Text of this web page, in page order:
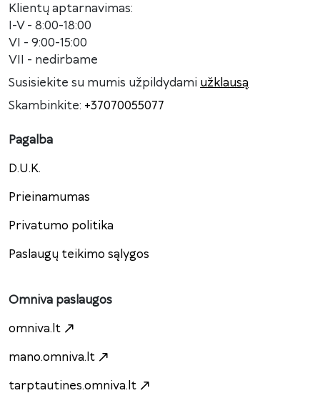
Klientų aptarnavimas:
I-V - 8:00-18:00
VI - 9:00-15:00
VII - nedirbame
Susisiekite su mumis užpildydami užklausą
Skambinkite: +37070055077
Pagalba
D.U.K.
Prieinamumas
Privatumo politika
Paslaugų teikimo sąlygos
Omniva paslaugos
omniva.lt
mano.omniva.lt
tarptautines.omniva.lt